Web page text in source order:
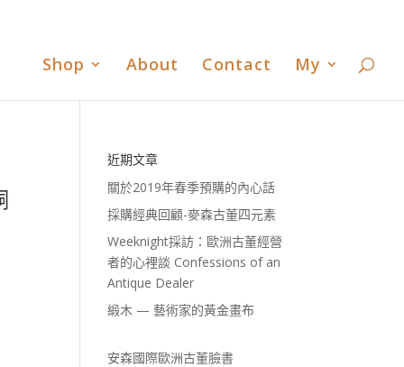
Shop About Contact My
近期文章
關於2019年春季預購的內心話
採購經典回顧-麥森古董四元素
Weeknight採訪：歐洲古董經營
者的心裡談 Confessions of an
Antique Dealer
緞木 — 藝術家的黃金畫布
安森國際歐洲古董臉書